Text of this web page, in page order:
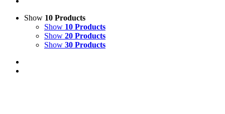
Show 10 Products
Show 10 Products
Show 20 Products
Show 30 Products